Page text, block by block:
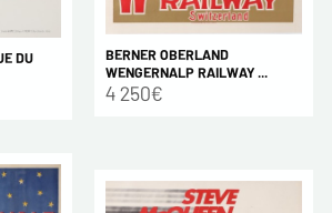
DU
BERNER OBERLAND
WENGERNALP RAILWAY ...
4 250€